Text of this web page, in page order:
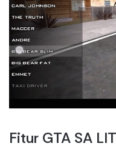
Fitur GTA SA